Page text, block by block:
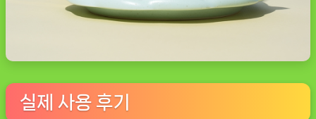
실제 사용 후기